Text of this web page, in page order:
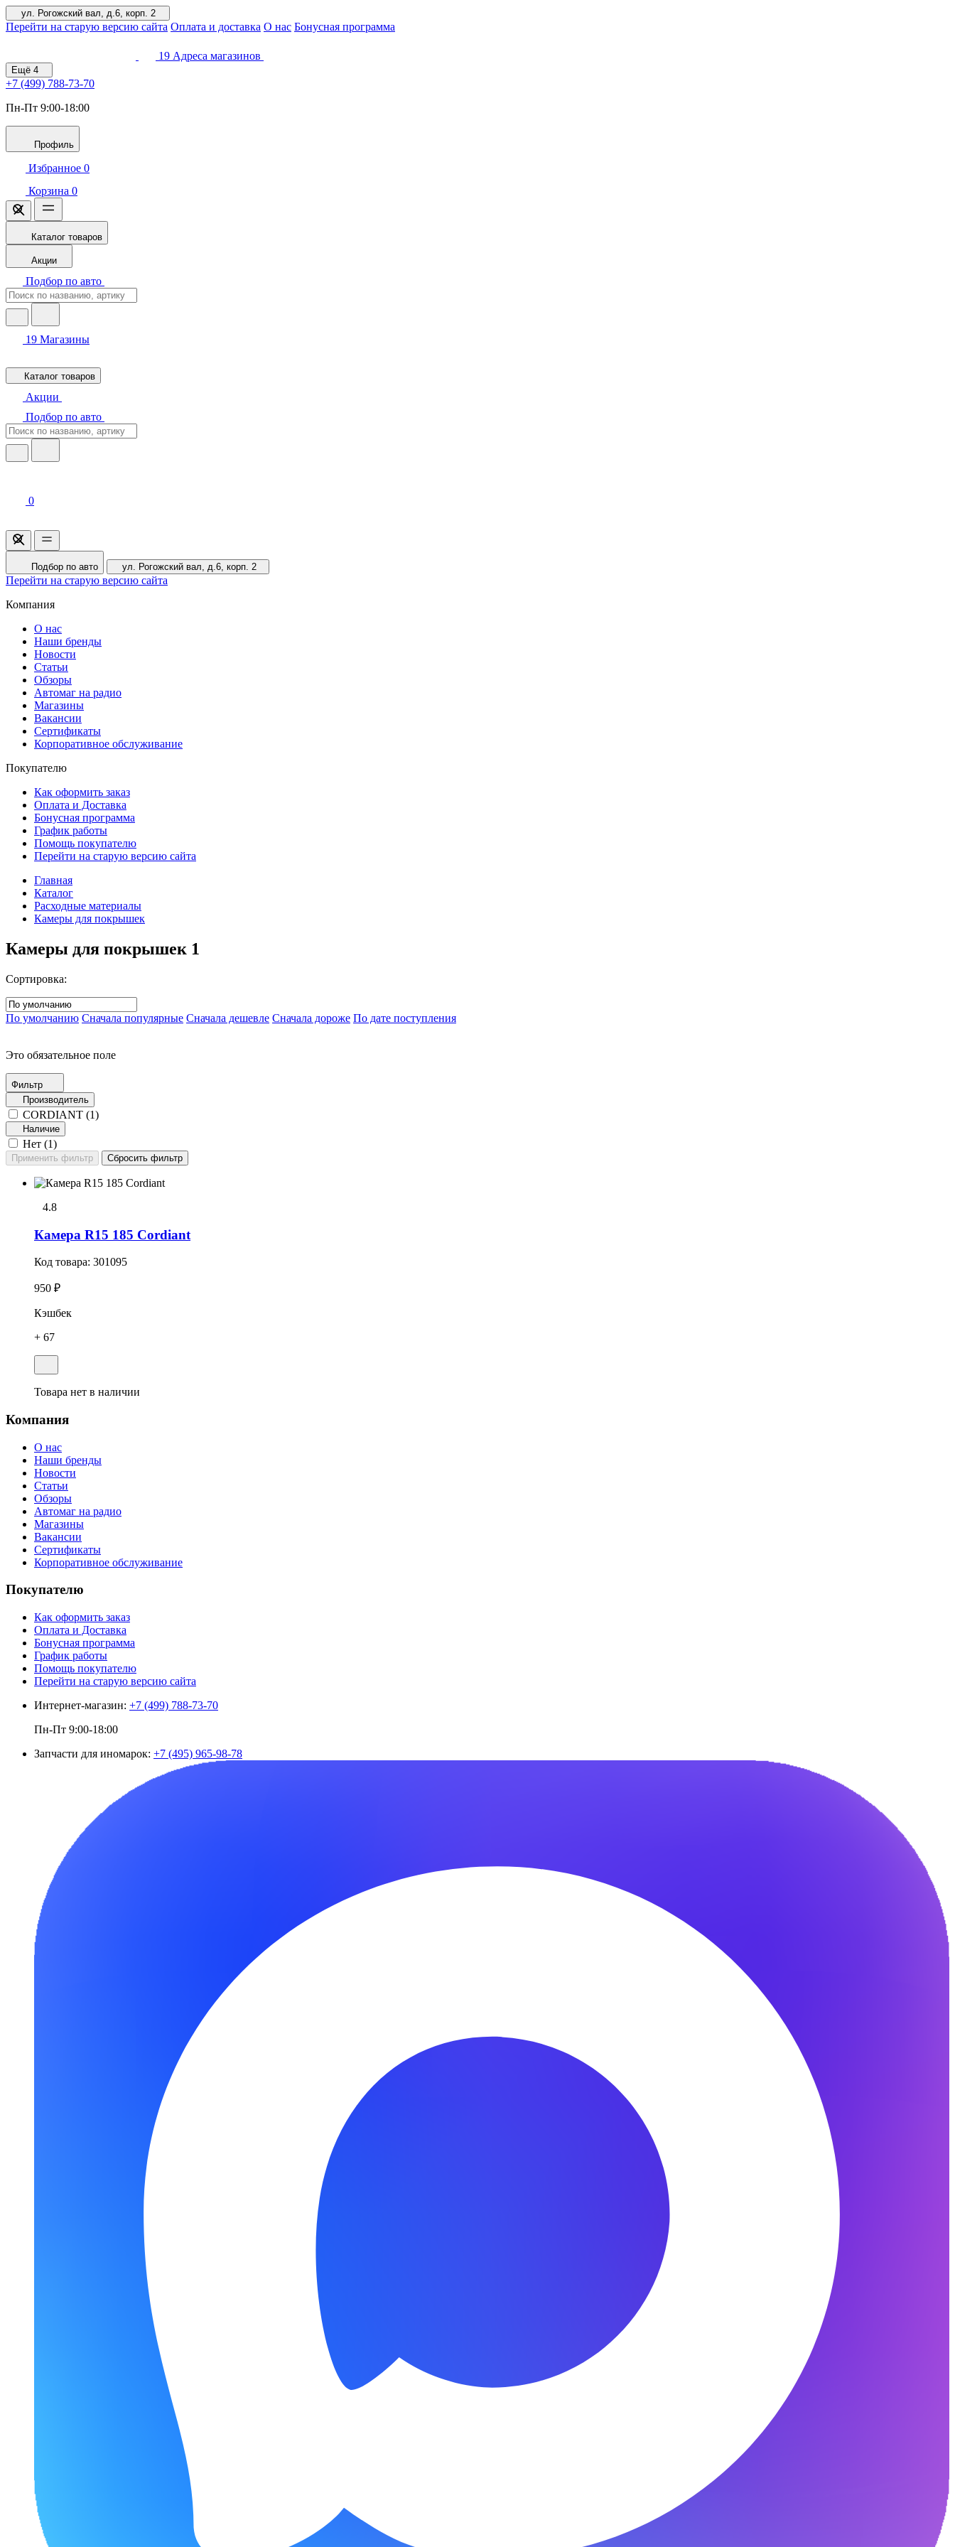
ул. Рогожский вал, д.6, корп. 2
Перейти на старую версию сайта Оплата и доставка О нас Бонусная программа
19 Адреса магазинов
Ещё 4
+7 (499) 788-73-70
Пн-Пт 9:00-18:00
Профиль
Избранное 0
Корзина 0
Каталог товаров
Акции
Подбор по авто
19 Магазины
Каталог товаров
Акции
Подбор по авто
0
Подбор по авто ул. Рогожский вал, д.6, корп. 2
Перейти на старую версию сайта
Компания
О нас
Наши бренды
Новости
Статьи
Обзоры
Автомаг на радио
Магазины
Вакансии
Сертификаты
Корпоративное обслуживание
Покупателю
Как оформить заказ
Оплата и Доставка
Бонусная программа
График работы
Помощь покупателю
Перейти на старую версию сайта
Главная
Каталог
Расходные материалы
Камеры для покрышек
Камеры для покрышек 1
Сортировка:
По умолчанию Сначала популярные Сначала дешевле Сначала дороже По дате поступления
Это обязательное поле
Фильтр
Производитель
CORDIANT (1)
Наличие
Нет (1)
4.8
Камера R15 185 Cordiant
Код товара: 301095
950 ₽
Кэшбек
+ 67
Товара нет в наличии
Компания
О нас
Наши бренды
Новости
Статьи
Обзоры
Автомаг на радио
Магазины
Вакансии
Сертификаты
Корпоративное обслуживание
Покупателю
Как оформить заказ
Оплата и Доставка
Бонусная программа
График работы
Помощь покупателю
Перейти на старую версию сайта
Интернет-магазин: +7 (499) 788-73-70
Пн-Пт 9:00-18:00
Запчасти для иномарок: +7 (495) 965-98-78